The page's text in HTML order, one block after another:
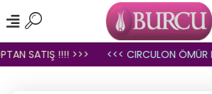
SATIŞ !!!! >>> <<< CIRCULON ÖMÜR